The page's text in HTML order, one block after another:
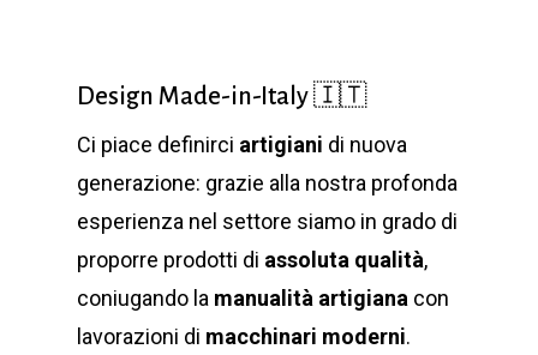
Design Made-in-Italy 🇮🇹
Ci piace definirci artigiani di nuova
generazione: grazie alla nostra profonda
esperienza nel settore siamo in grado di
proporre prodotti di assoluta qualità,
coniugando la manualità artigiana con
lavorazioni di macchinari moderni.